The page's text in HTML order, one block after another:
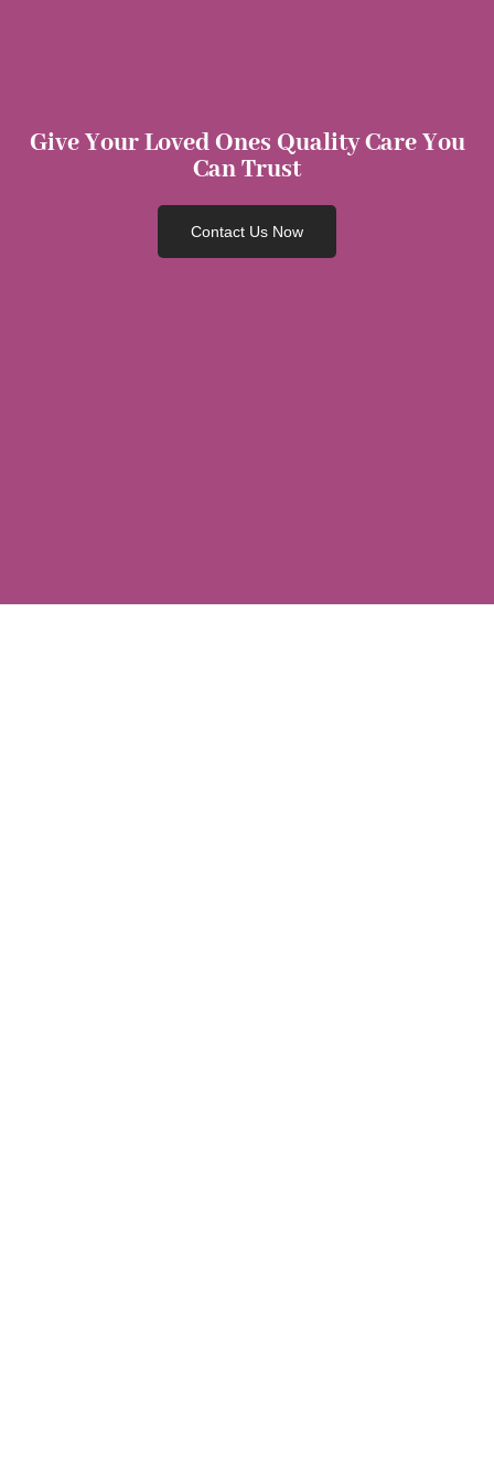
Give Your Loved Ones Quality Care You
Can Trust
Contact Us Now